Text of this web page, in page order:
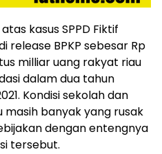
kasus SPPD Fiktif
release BPKP sebesar Rp
milliar uang rakyat riau
dalam dua tahun
Kondisi sekolah dan
masih banyak yang rusak
dengan entengnya
tersebut.